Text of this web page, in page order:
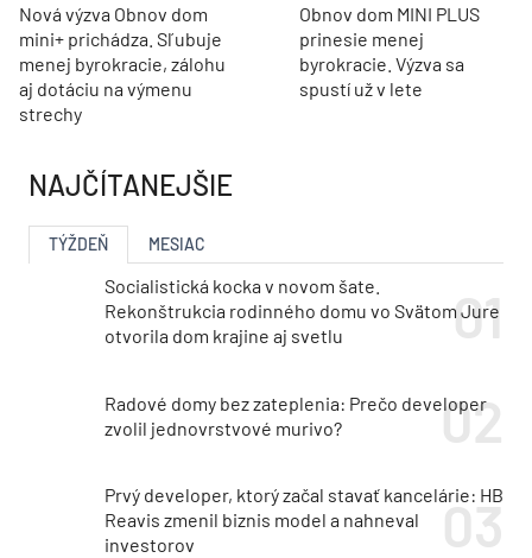
Nová výzva Obnov dom
mini+ prichádza. Sľubuje
menej byrokracie, zálohu
aj dotáciu na výmenu
strechy
Obnov dom MINI PLUS
prinesie menej
byrokracie. Výzva sa
spustí už v lete
NAJČÍTANEJŠIE
TÝŽDEŇ MESIAC
Socialistická kocka v novom šate.
Rekonštrukcia rodinného domu vo Svätom Jure
otvorila dom krajine aj svetlu
Radové domy bez zateplenia: Prečo developer
zvolil jednovrstvové murivo?
Prvý developer, ktorý začal stavať kancelárie: HB
Reavis zmenil biznis model a nahneval
investorov